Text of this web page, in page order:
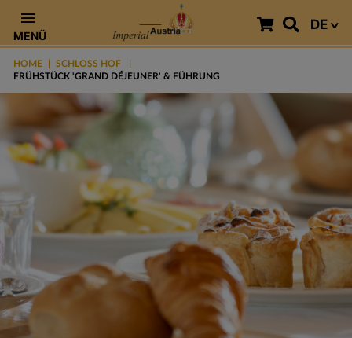
MENÜ
DE
HOME
SCHLOSS HOF
FRÜHSTÜCK 'GRAND DÉJEUNER' & FÜHRUNG